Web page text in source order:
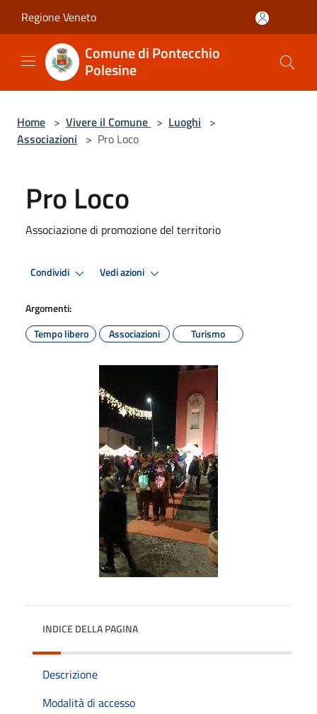
Regione Veneto
Comune di Pontecchio
Polesine
Home > Vivere il Comune > Luoghi >
Associazioni > Pro Loco
Pro Loco
Associazione di promozione del territorio
Condividi Vedi azioni
Argomenti:
Tempo libero
Associazioni Turismo
INDICE DELLA PAGINA
Descrizione
Modalità di accesso